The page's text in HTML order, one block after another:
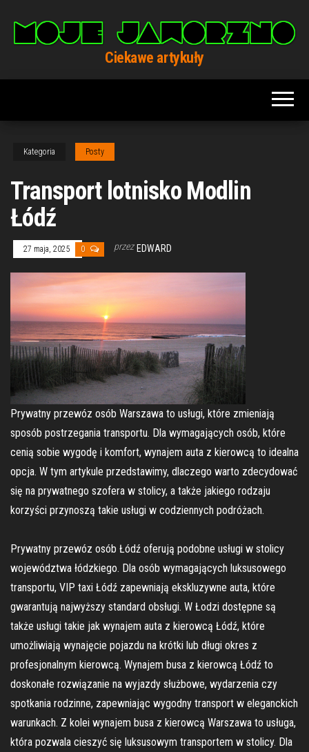
treści
Ciekawe artykuły
Kategoria Posty
Transport lotnisko Modlin
Łódź
27 maja, 2025 0 przez EDWARD
Prywatny przewóz osób Warszawa to usługi, które zmieniają
sposób postrzegania transportu. Dla wymagających osób, które
cenią sobie wygodę i komfort, wynajem auta z kierowcą to idealna
opcja. W tym artykule przedstawimy, dlaczego warto zdecydować
się na prywatnego szofera w stolicy, a także jakiego rodzaju
korzyści przynoszą takie usługi w codziennych podróżach.
Prywatny przewóz osób Łódź oferują podobne usługi w stolicy
województwa łódzkiego. Dla osób wymagających luksusowego
transportu, VIP taxi Łódź zapewniają ekskluzywne auta, które
gwarantują najwyższy standard obsługi. W Łodzi dostępne są
także usługi takie jak wynajem auta z kierowcą Łódź, które
umożliwiają wynajęcie pojazdu na krótki lub długi okres z
profesjonalnym kierowcą. Wynajem busa z kierowcą Łódź to
doskonałe rozwiązanie na wyjazdy służbowe, wydarzenia czy
spotkania rodzinne, zapewniając wygodny transport w eleganckich
warunkach. Z kolei wynajem busa z kierowcą Warszawa to usługa,
która pozwala cieszyć się luksusowym transportem w stolicy. Dla